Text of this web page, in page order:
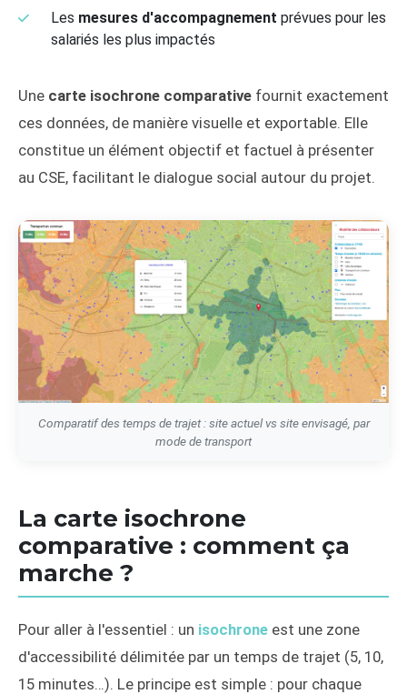
Les mesures d'accompagnement prévues pour les
salariés les plus impactés
Une carte isochrone comparative fournit exactement
ces données, de manière visuelle et exportable. Elle
constitue un élément objectif et factuel à présenter
au CSE, facilitant le dialogue social autour du projet.
Comparatif des temps de trajet : site actuel vs site envisagé, par
mode de transport
La carte isochrone
comparative : comment ça
marche ?
Pour aller à l'essentiel : un isochrone est une zone
d'accessibilité délimitée par un temps de trajet (5, 10,
15 minutes…). Le principe est simple : pour chaque